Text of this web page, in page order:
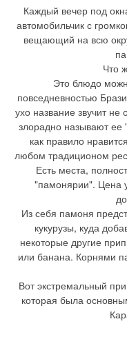
Каждый вечер под
автомобильчик с
вещающий на всю
Что
Это блюдо
повседневностью
ухо название звучит не
злорадно называют
как правило
любом традиционом
Есть места,
"памонярии". Цена
Из себя памоня
кукурузы, куда
некоторые другие
или банана. Корнями
Вот экстремальный
которая была